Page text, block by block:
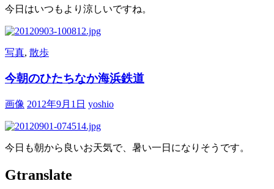
今日はいつもより涼しいですね。
写真, 散歩
今朝のひたちなか海浜鉄道
画像 2012年9月1日 yoshio
今日も朝から良いお天気で、暑い一日になりそうです。
Gtranslate